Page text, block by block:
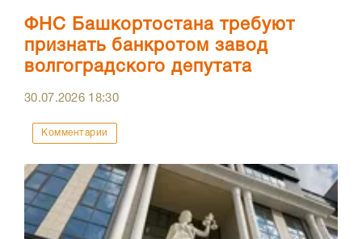
ФНС Башкортостана требуют
признать банкротом завод
волгоградского депутата
30.07.2026 18:30
Комментарии